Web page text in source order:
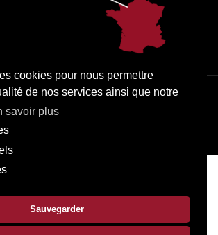
cookies pour nous permettre
de nos services ainsi que notre
savoir plus
Sauvegarder
MENTIONS LÉGALES ACCESSIBILITÉ